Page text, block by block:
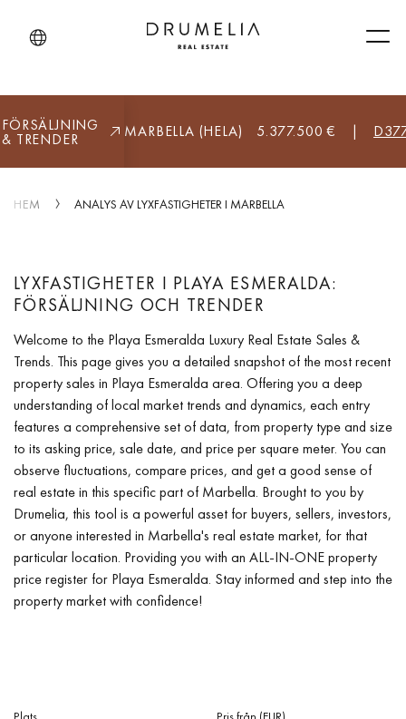
GOLF, MARBELLA (HELA) 5.377.500 €
FÖRSÄLJNING
& TRENDER
HEM ANALYS AV LYXFASTIGHETER I MARBELLA
LYXFASTIGHETER I PLAYA ESMERALDA:
FÖRSÄLJNING OCH TRENDER
Welcome to the Playa Esmeralda Luxury Real Estate Sales &
Trends. This page gives you a detailed snapshot of the most recent
property sales in Playa Esmeralda area. Offering you a deep
understanding of local market trends and dynamics, each entry
features a comprehensive set of data, from property type and size
to its asking price, sale date, and price per square meter. You can
observe fluctuations, compare prices, and get a good sense of
real estate in this specific part of Marbella. Brought to you by
Drumelia, this tool is a powerful asset for buyers, sellers, investors,
or anyone interested in Marbella's real estate market, for that
particular location. Providing you with an ALL-IN-ONE property
price register for Playa Esmeralda. Stay informed and step into the
property market with confidence!